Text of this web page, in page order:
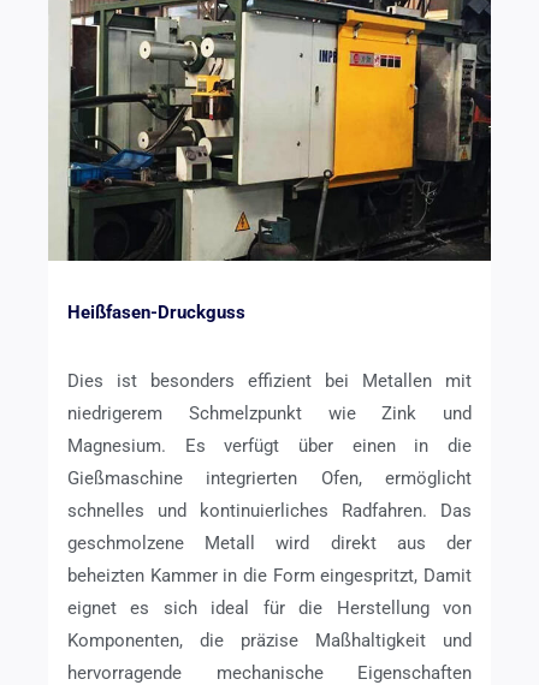
Heißfasen-Druckguss
Dies ist besonders effizient bei Metallen mit
niedrigerem Schmelzpunkt wie Zink und
Magnesium. Es verfügt über einen in die
Gießmaschine integrierten Ofen, ermöglicht
schnelles und kontinuierliches Radfahren. Das
geschmolzene Metall wird direkt aus der
beheizten Kammer in die Form eingespritzt, Damit
eignet es sich ideal für die Herstellung von
Komponenten, die präzise Maßhaltigkeit und
hervorragende mechanische Eigenschaften